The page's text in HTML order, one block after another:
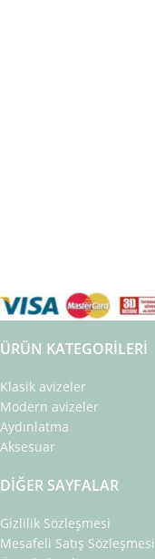
ÜRÜN KATEGORILERI
Klasik avizeler
Modern avizeler
Aydınlatma
Aksesuar
DIĞER SAYFALAR
Gizlilik Sözleşmesi
Mesafeli Satış Sözleşmesi